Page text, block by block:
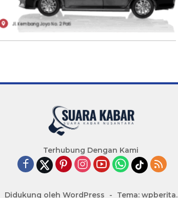
Terhubung Dengan Kami
Didukung oleh WordPress - Tema: wpberita.